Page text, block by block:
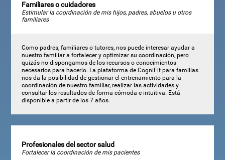
Familiares o cuidadores
Estimular la coordinación de mis hijos, padres, abuelos u otros
familiares
Como padres, familiares o tutores, nos puede interesar ayudar a
nuestro familiar a fortalecer y optimizar su coordinación, pero
quizás no dispongamos de los recursos o conocimientos
necesarios para hacerlo. La plataforma de CogniFit para familias
nos da la posibilidad de gestionar el entrenamiento para la
coordinación de nuestro familiar, realizar las actividades y
consultar los resultados de forma cómoda e intuitiva. Está
disponible a partir de los 7 años.
Profesionales del sector salud
Fortalecer la coordinación de mis pacientes